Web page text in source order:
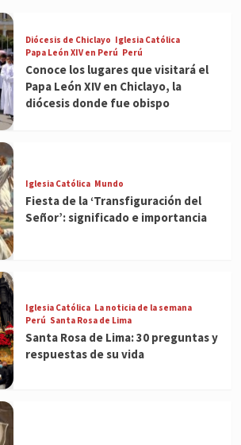
Diócesis de Chiclayo Iglesia Católica
Papa León XIV en Perú Perú
Conoce los lugares que visitará el
Papa León XIV en Chiclayo, la
diócesis donde fue obispo
Iglesia Católica Mundo
Fiesta de la ‘Transfiguración del
Señor’: significado e importancia
Iglesia Católica La noticia de la semana
Perú Santa Rosa de Lima
Santa Rosa de Lima: 30 preguntas y
respuestas de su vida